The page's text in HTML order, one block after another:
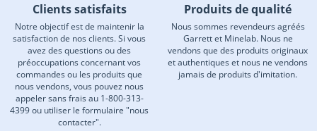
Clients satisfaits
Notre objectif est de maintenir la
satisfaction de nos clients. Si vous
avez des questions ou des
préoccupations concernant vos
commandes ou les produits que
nous vendons, vous pouvez nous
appeler sans frais au 1-800-313-
4399 ou utiliser le formulaire "nous
contacter".
Produits de qualité
Nous sommes revendeurs agréés
Garrett et Minelab. Nous ne
vendons que des produits originaux
et authentiques et nous ne vendons
jamais de produits d'imitation.